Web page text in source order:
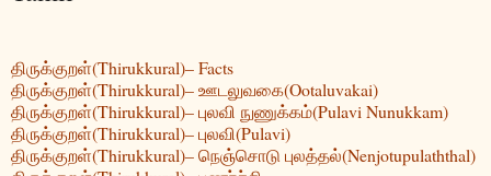
திருக்குறள்(Thirukkural)– Facts
திருக்குறள்(Thirukkural)– ஊடலுவகை(Ootaluvakai)
திருக்குறள்(Thirukkural)– புலவி நுணுக்கம்(Pulavi Nunukkam)
திருக்குறள்(Thirukkural)– புலவி(Pulavi)
திருக்குறள்(Thirukkural)– நெஞ்சொடு புலத்தல்(Nenjotupulaththal)